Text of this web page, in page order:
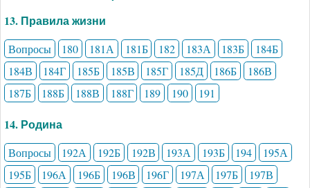
13. Правила жизни
Вопросы 180 181А 181Б 182 183А 183Б
184Б
184В
184Г 185Б 185В 185Г 185Д 186Б
186В
187Б
188Б 188В 188Г 189 190 191
14. Родина
Вопросы 192А 192Б 192В 193А 193Б 194
195А
195Б
196А 196Б 196В 196Г 197А 197Б
197В